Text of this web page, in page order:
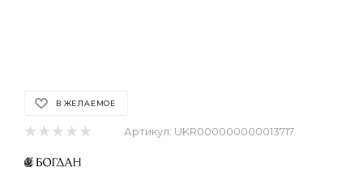
В ЖЕЛАЕМОЕ
Артикул: UKR000000000013717